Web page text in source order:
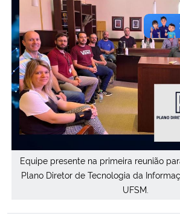
Planalto
Equipe presente na primeira reunião
Plano Diretor de Tecnologia da
UFSM.